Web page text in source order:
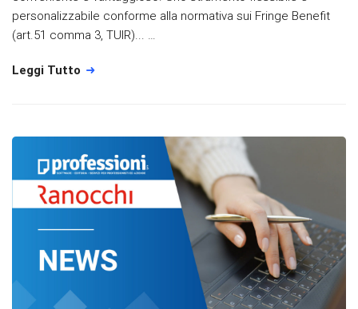
personalizzabile conforme alla normativa sui Fringe Benefit
(art.51 comma 3, TUIR)... …
Leggi Tutto